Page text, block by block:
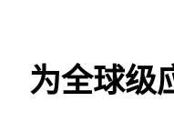
为全球级